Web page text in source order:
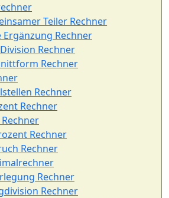
Teiler Rechner
Rechner
Rechner
Rechner
Rechner
Rechner
Rechner
Rechner
Rechner
Rechner